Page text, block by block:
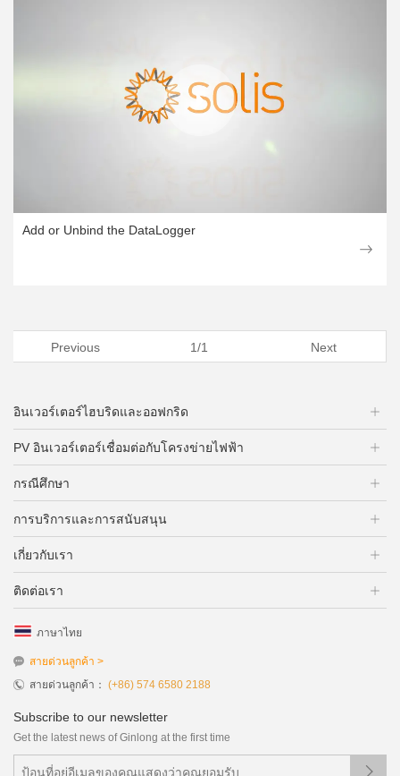
Add or Unbind the DataLogger
Previous 1/1 Next
อินเวอร์เตอร์ไฮบริดและออฟกริด
PV อินเวอร์เตอร์เชื่อมต่อกับโครงข่ายไฟฟ้า
กรณีศึกษา
การบริการและการสนับสนุน
เกี่ยวกับเรา
ติดต่อเรา
ภาษาไทย
สายด่วนลูกค้า >
สายด่วนลูกค้า： (+86) 574 6580 2188
Subscribe to our newsletter
Get the latest news of Ginlong at the first time
